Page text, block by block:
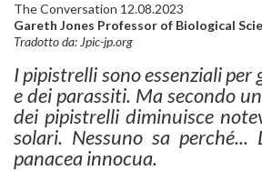
The Conversation 12.08.2023
Gareth Jones Professor of Biological
Tradotto da: Jpic-jp.org
I pipistrelli sono essenziali
e dei parassiti. Ma secondo
dei pipistrelli diminuisce
solari. Nessuno sa
panacea innocua.